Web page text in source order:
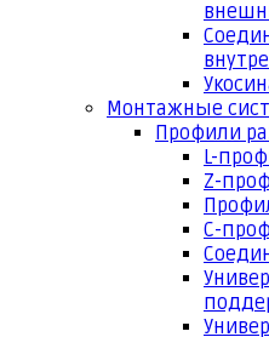
Монтажные
Профили
L-
Z-
С-